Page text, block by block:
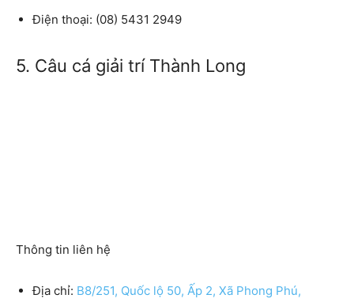
Điện thoại: (08) 5431 2949
5. Câu cá giải trí Thành Long
Thông tin liên hệ
Địa chỉ: B8/251, Quốc lộ 50, Ấp 2, Xã Phong Phú,